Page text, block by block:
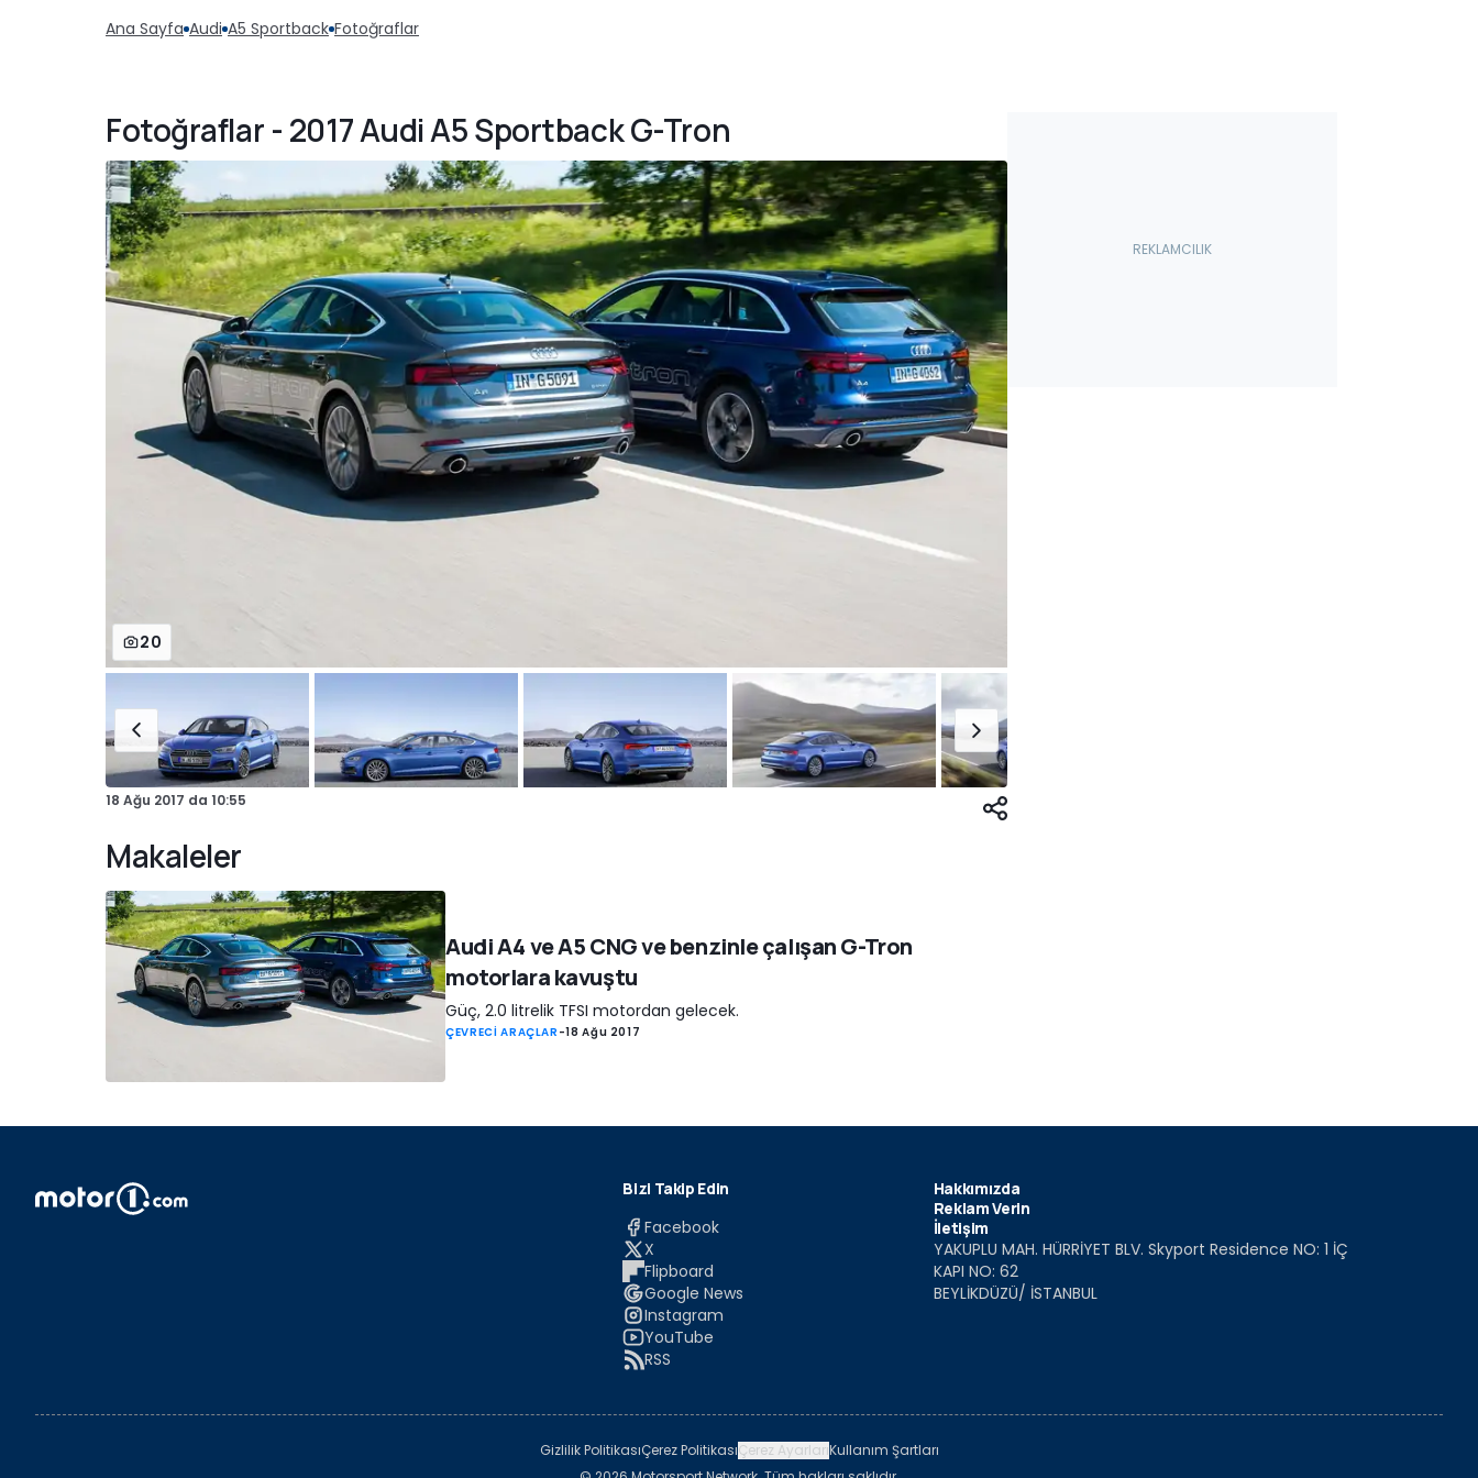
Ana Sayfa Audi A5 Sportback Fotoğraflar
Fotoğraflar - 2017 Audi A5 Sportback G-Tron
20
18 Ağu 2017 da 10:55
Makaleler
Audi A4 ve A5 CNG ve benzinle çalışan G-Tron
motorlara kavuştu
Güç, 2.0 litrelik TFSI motordan gelecek.
ÇEVRECİ ARAÇLAR -18 Ağu 2017
Bizi Takip Edin
Facebook
X
Flipboard
Google News
Instagram
YouTube
RSS
Hakkımızda
Reklam Verin
İletişim
YAKUPLU MAH. HÜRRİYET BLV. Skyport Residence NO: 1 İÇ
KAPI NO: 62
BEYLİKDÜZÜ/ İSTANBUL
Gizlilik PolitikasıÇerez PolitikasıÇerez AyarlarıKullanım Şartları